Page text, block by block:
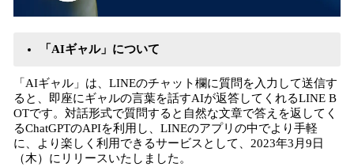
「AIギャル」について
「AIギャル」は、LINEのチャット欄に質問を入力して送信す
ると、即座にギャルの言葉を話すAIが返答してくれるLINE B
OTです。対話形式で質問すると自然な文章で答えを返してく
るChatGPTのAPIを利用し、LINEのアプリの中でより手軽
に、より楽しく利用できるサービスとして、2023年3月9日
（木）にリリースいたしました。